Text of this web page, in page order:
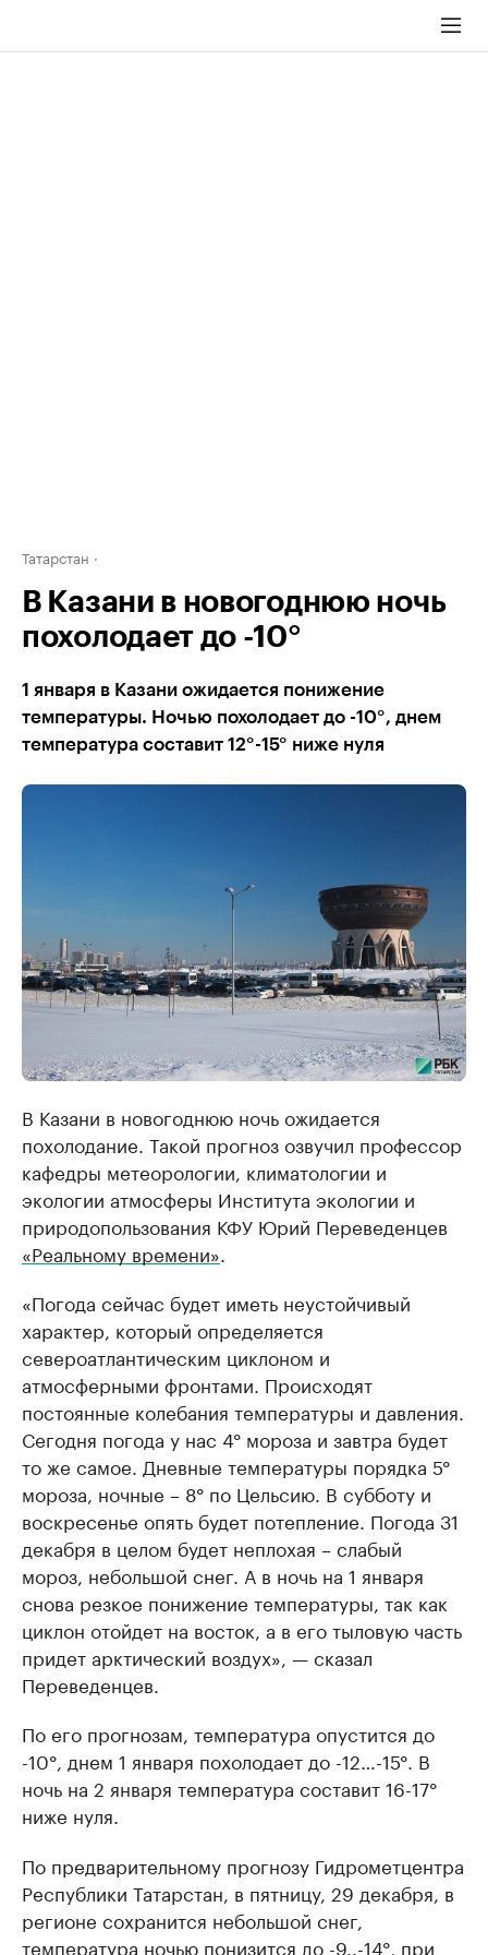
Татарстан
В Казани в новогоднюю ночь
похолодает до -10°
1 января в Казани ожидается понижение
температуры. Ночью похолодает до -10°, днем
температура составит 12°-15° ниже нуля
В Казани в новогоднюю ночь ожидается
похолодание. Такой прогноз озвучил профессор
кафедры метеорологии, климатологии и
экологии атмосферы Института экологии и
природопользования КФУ Юрий Переведенцев
«Реальному времени»
«Погода сейчас будет иметь неустойчивый
характер, который определяется
североатлантическим циклоном и
атмосферными фронтами. Происходят
постоянные колебания температуры и давления.
Сегодня погода у нас 4° мороза и завтра будет
то же самое. Дневные температуры порядка 5°
мороза, ночные – 8° по Цельсию. В субботу и
воскресенье опять будет потепление. Погода 31
декабря в целом будет неплохая – слабый
мороз, небольшой снег. А в ночь на 1 января
снова резкое понижение температуры, так как
циклон отойдет на восток, а в его тыловую часть
придет арктический воздух», — сказал
Переведенцев.
По его прогнозам, температура опустится до
-10°, днем 1 января похолодает до -12…-15°. В
ночь на 2 января температура составит 16-17°
ниже нуля.
По предварительному прогнозу Гидрометцентра
Республики Татарстан, в пятницу, 29 декабря, в
регионе сохранится небольшой снег,
температура ночью понизится до -9..-14°, при